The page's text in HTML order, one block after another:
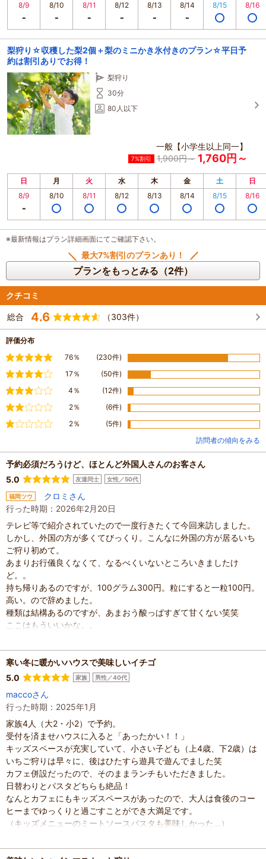
8/9
8/10 8/11 8/12 8/13 8/14 8/15 8/16
梨狩り☆収穫した梨2個＋梨のミニかき氷付きのプラン☆平日予
約は割引ありでお得！
梨狩り
30分
80人以下
一般【小学生以上同一】
7%割引 1,900円～ 1,760円～
日 月 火 水 木 金 土
日
8/9
8/10 8/11 8/12 8/13 8/14 8/15 8/16
※最新情報はプラン詳細画面にてご確認下さい。
最大7%割引のプランあり！
プランをもっとみる（2件）
クチコミ
総合 4.6 （303件）
評価分布
満足76％ (230件)
やや満足
17％ (50件)
普通4％ (12件)
やや不満
2％ (6件)
2％
(5件)
訪問者の傾向をみる
予約必須だろうけど、ほとんど外国人さんのお客さん
5.0
友達同士 女性／50代
福岡ツウ
クロミさん
行った時期：2026年2月20日
テレビ等で紹介されていたので一度行きたくて今回来訪しました。
しかし、外国の方が多くてびっくり。こんなに外国の方が居るいち
ご狩り初めて。
あまりお行儀良くなくて、なるべくいないところいきましたけ
ど。。
持ち帰りあるのですが、100グラム300円。粒にすると一粒100円。
高い。ので辞めました。
種類は結構あるのですが、あまおう酸っぱすぎて甘くない笑笑
ここはもういいかな。。
でした。
混雑具合：やや空いていた
滞在時間：1時間未満
投稿日：2026年2月21日
寒い冬に暖かいハウスで美味しいイチゴ
5.0
家族 男性／40代
maccoさん
行った時期：2025年1月
家族4人（大2・小2）で予約。
受付を済ませハウスに入ると「あったかい！！」
キッズスペースが充実していて、小さい子ども（上4歳、下2歳）は
いちご狩りは早々に、後はひたすら遊具で遊んでました笑
カフェ併設だったので、そのままランチもいただきました。
日替わりとパスタどちらも絶品！
なんとカフェにもキッズスペースがあったので、大人は食後のコー
ヒーまでゆっくりと過ごすことができ大満足です。
（キッズメニューのミートソースパスタも美味しかった…）
ていただきます。